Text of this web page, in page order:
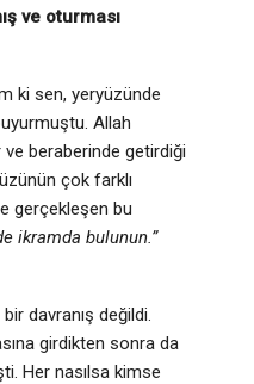
ve oturması
ki sen, yeryüzünde
Allah
ve beraberinde getirdiği
çok farklı
gerçekleşen bu
ikramda bulunun.”
davranış değildi.
girdikten sonra da
Her nasılsa kimse